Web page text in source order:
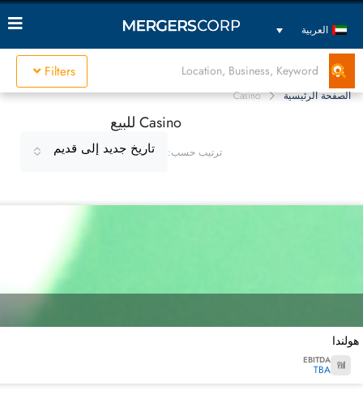
العربية
Filters
الصفحة الرئيسية Casino
Casino للبيع
ترتيب حسب: تاريخ جديد إلى قديم
هولندا
EBITDA
TBA